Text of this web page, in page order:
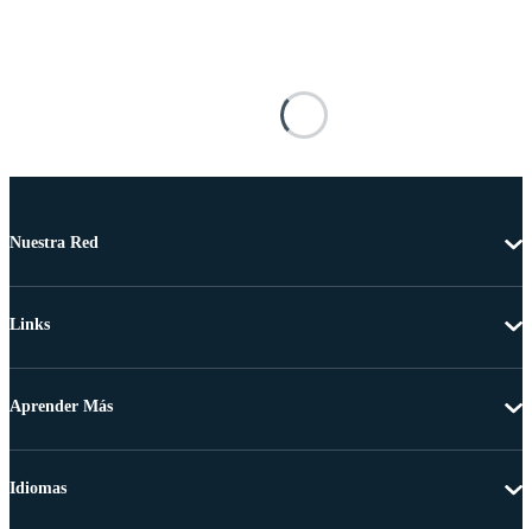
Nuestra Red
Links
Aprender Más
Idiomas